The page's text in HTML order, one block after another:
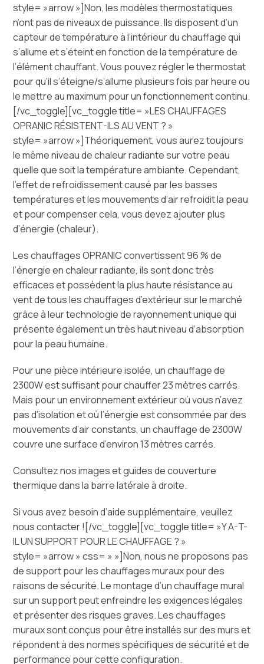
style= »arrow »]Non, les modèles thermostatiques
n’ont pas de niveaux de puissance. Ils disposent d’un
capteur de température à l’intérieur du chauffage qui
s’allume et s’éteint en fonction de la température de
l’élément chauffant. Vous pouvez régler le thermostat
pour qu’il s’éteigne/s’allume plusieurs fois par heure ou
le mettre au maximum pour un fonctionnement continu.
[/vc_toggle][vc_toggle title= »LES CHAUFFAGES
OPRANIC RÉSISTENT-ILS AU VENT ? »
style= »arrow »]Théoriquement, vous aurez toujours
le même niveau de chaleur radiante sur votre peau
quelle que soit la température ambiante. Cependant,
l’effet de refroidissement causé par les basses
températures et les mouvements d’air refroidit la peau
et pour compenser cela, vous devez ajouter plus
d’énergie (chaleur).
Les chauffages OPRANIC convertissent 96 % de
l’énergie en chaleur radiante, ils sont donc très
efficaces et possèdent la plus haute résistance au
vent de tous les chauffages d’extérieur sur le marché
grâce à leur technologie de rayonnement unique qui
présente également un très haut niveau d’absorption
pour la peau humaine.
Pour une pièce intérieure isolée, un chauffage de
2300W est suffisant pour chauffer 23 mètres carrés.
Mais pour un environnement extérieur où vous n’avez
pas d’isolation et où l’énergie est consommée par des
mouvements d’air constants, un chauffage de 2300W
couvre une surface d’environ 13 mètres carrés.
Consultez nos images et guides de couverture
thermique dans la barre latérale à droite.
Si vous avez besoin d’aide supplémentaire, veuillez
nous contacter ![/vc_toggle][vc_toggle title= »Y A-T-
IL UN SUPPORT POUR LE CHAUFFAGE ? »
style= »arrow » css= » »]Non, nous ne proposons pas
de support pour les chauffages muraux pour des
raisons de sécurité. Le montage d’un chauffage mural
sur un support peut enfreindre les exigences légales
et présenter des risques graves. Les chauffages
muraux sont conçus pour être installés sur des murs et
répondent à des normes spécifiques de sécurité et de
performance pour cette configuration.